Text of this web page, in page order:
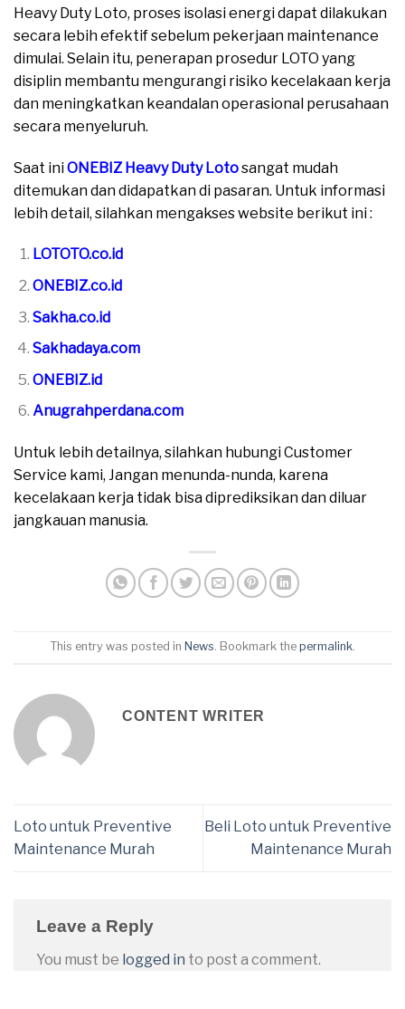
Heavy Duty Loto, proses isolasi energi dapat dilakukan
secara lebih efektif sebelum pekerjaan maintenance
dimulai. Selain itu, penerapan prosedur LOTO yang
disiplin membantu mengurangi risiko kecelakaan kerja
dan meningkatkan keandalan operasional perusahaan
secara menyeluruh.
Saat iniONEBIZ Heavy Duty Lotosangat mudah
ditemukan dan didapatkan di pasaran. Untuk informasi
lebih detail, silahkan mengakses website berikut ini :
LOTOTO.co.id
ONEBIZ.co.id
Sakha.co.id
Sakhadaya.com
ONEBIZ.id
Anugrahperdana.com
Untuk lebih detailnya, silahkan hubungi Customer
Service kami, Jangan menunda-nunda, karena
kecelakaan kerja tidak bisa diprediksikan dan diluar
jangkauan manusia.
This entry was posted in News. Bookmark the permalink.
CONTENT WRITER
Loto untuk Preventive
Maintenance Murah
Beli Loto untuk Preventive
Maintenance Murah
Leave a Reply
You must be logged in to post a comment.